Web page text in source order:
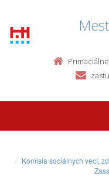
Komisia sociálnych vecí,